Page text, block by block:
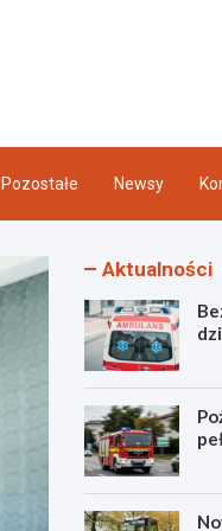
Pozostałe Newsy
Aktualności